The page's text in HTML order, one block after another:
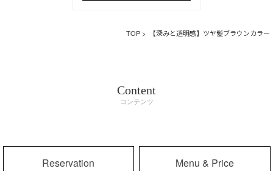
TOP > 【深みと透明感】ツヤ髪ブラウンカラー
Content
コンテンツ
Reservation Menu & Price